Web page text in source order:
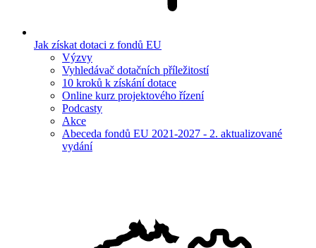
Jak získat dotaci z fondů EU
Výzvy
Vyhledávač dotačních příležitostí
10 kroků k získání dotace
Online kurz projektového řízení
Podcasty
Akce
Abeceda fondů EU 2021-2027 - 2. aktualizované
vydání